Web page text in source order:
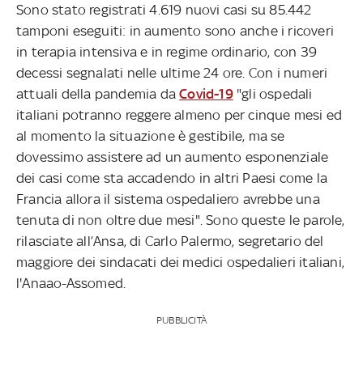
Sono stato registrati 4.619 nuovi casi su 85.442
tamponi eseguiti: in aumento sono anche i ricoveri
in terapia intensiva e in regime ordinario, con 39
decessi segnalati nelle ultime 24 ore. Con i numeri
attuali della pandemia daCovid-19"gli ospedali
italiani potranno reggere almeno per cinque mesi ed
al momento la situazione è gestibile, ma se
dovessimo assistere ad un aumento esponenziale
dei casi come sta accadendo in altri Paesi come la
Francia allora il sistema ospedaliero avrebbe una
tenuta di non oltre due mesi". Sono queste le parole,
rilasciate all’Ansa, di Carlo Palermo, segretario del
maggiore dei sindacati dei medici ospedalieri italiani,
l'Anaao-Assomed.
PUBBLICITÀ